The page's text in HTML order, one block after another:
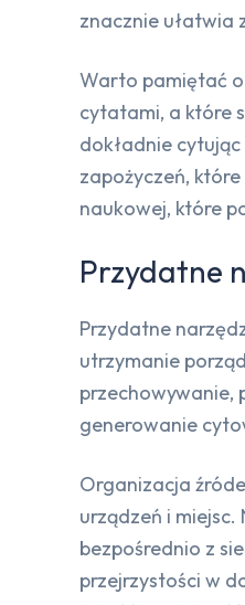
znacznie ułatwia
Warto pamiętać
cytatami, a które
dokładnie
zapożyczeń,
naukowej, które
Przydatne
Przydatne
utrzymanie
przechowywanie,
generowanie
Organizacja
urządzeń i
bezpośrednio z
przejrzystości w